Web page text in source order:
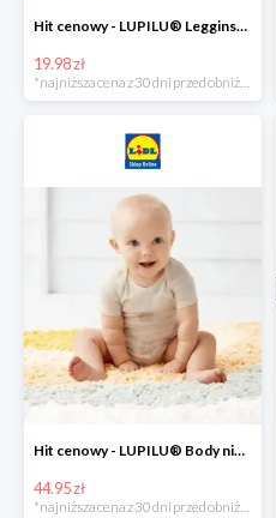
Hit cenowy - LUPILU® Legginsy niemowlęce z biobawełną, 2 pary
19.98 zł
Hit cenowy - LUPILU® Body niemowlęce z biobawełny, z krótkim rękawem, 5 sztuk
44.95 zł
*najniższa cena z 30 dni przed obniżką